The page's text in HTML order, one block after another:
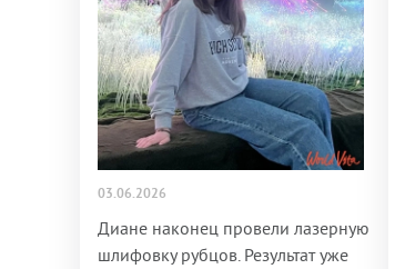
03.06.2026
Диане наконец провели лазерную
шлифовку рубцов. Результат уже